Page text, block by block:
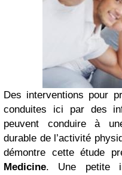
Des interventions pour
conduites ici par des
peuvent conduire à
durable de l’activité
démontre cette étude
Medicine. Une petite